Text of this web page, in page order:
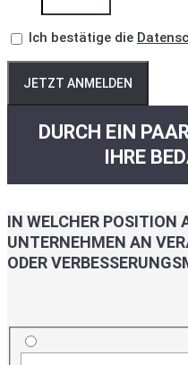
Ich bestätige die
JETZT ANMELDEN
DURCH EIN
IHRE
IN WELCHER POSITION
UNTERNEHMEN AN
ODER